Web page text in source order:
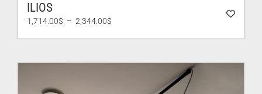
ILIOS
1,714.00$ – 2,344.00$